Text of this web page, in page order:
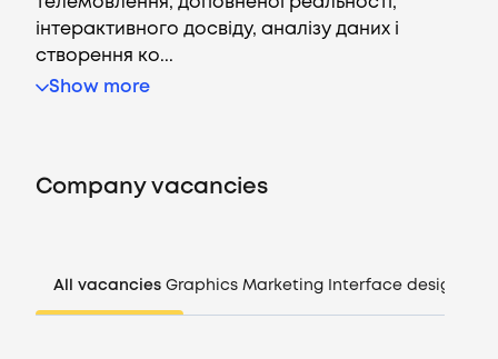
CV generator
інтерактивного досвіду, аналізу даних і
створення ко...
Show more
Company vacancies
All vacancies Graphics Marketing Interface design